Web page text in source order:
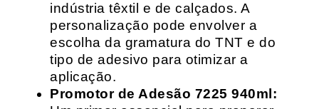
indústria têxtil e de calçados. A
personalização pode envolver a
escolha da gramatura do TNT e do
tipo de adesivo para otimizar a
aplicação.
Promotor de Adesão 7225 940ml: